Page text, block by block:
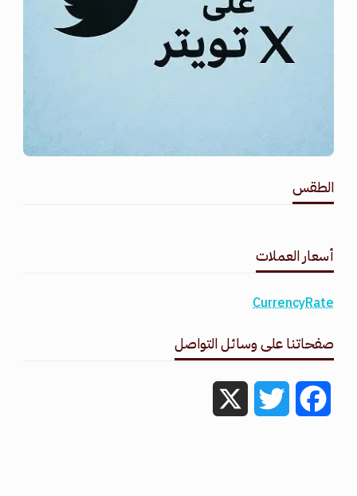
الطقس
أسعار العملات
CurrencyRate
صفحاتنا على وسائل التواصل
Facebook
Twitter